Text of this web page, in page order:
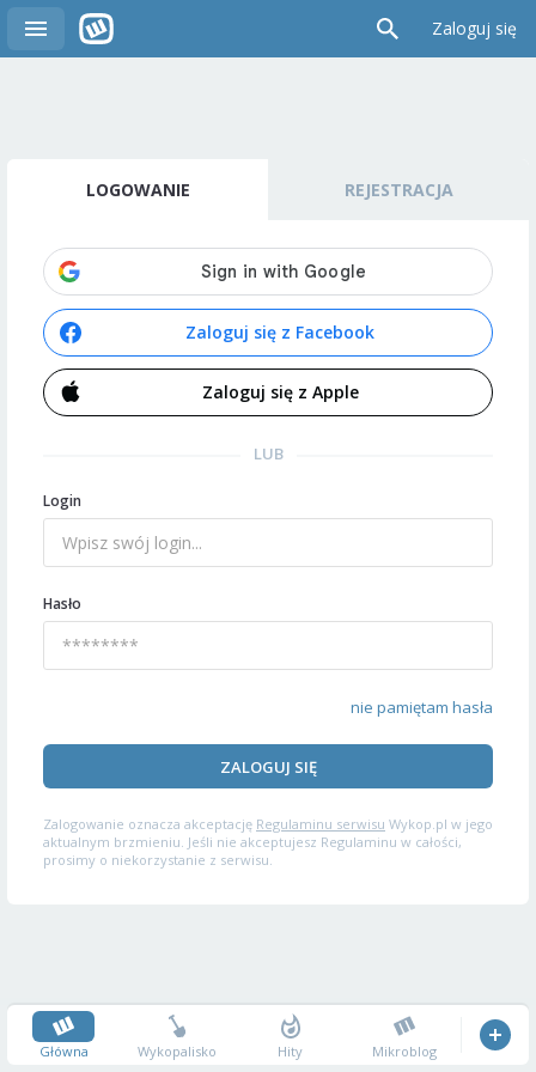
Zaloguj się
LOGOWANIE REJESTRACJA
Zaloguj się z Facebook
Zaloguj się z Apple
LUB
Login
Hasło
nie pamiętam hasła
ZALOGUJ SIĘ
Zalogowanie oznacza akceptację Regulaminu serwisu Wykop.pl w jego
aktualnym brzmieniu. Jeśli nie akceptujesz Regulaminu w całości,
prosimy o niekorzystanie z serwisu.
Główna Wykopalisko Hity Mikroblog